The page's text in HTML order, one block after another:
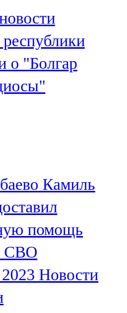
о "Болгар
Камиль
помощь
СВО
Новости